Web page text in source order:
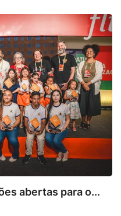
abertas para o...